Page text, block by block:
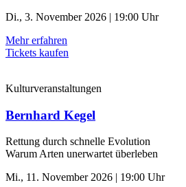
Di., 3. November 2026 | 19:00 Uhr
Mehr erfahren
Tickets kaufen
Kulturveranstaltungen
Bernhard Kegel
Rettung durch schnelle ­Evolution
Warum Arten unerwartet überleben
Mi., 11. November 2026 | 19:00 Uhr